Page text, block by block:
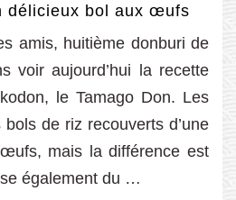
délicieux bol aux œufs
amis, huitième donburi de
voir aujourd’hui la recette
le Tamago Don. Les
de riz recouverts d’une
mais la différence est
également du …